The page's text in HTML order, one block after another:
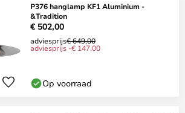
P376 hanglamp KF1 Aluminium -
&Tradition
€ 502,00
adviesprijs€ 649,00
adviesprijs -€ 147,00
Op voorraad